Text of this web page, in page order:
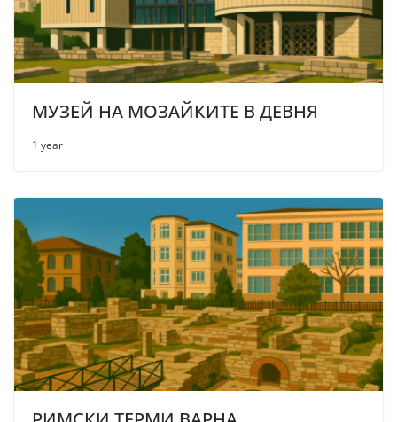
МУЗЕЙ НА МОЗАЙКИТЕ В ДЕВНЯ
1 year